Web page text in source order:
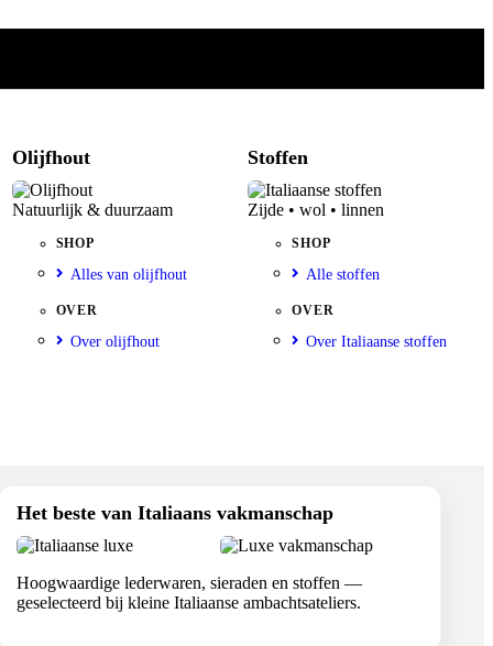
Olijfhout
Natuurlijk & duurzaam
SHOP
Alles van olijfhout
OVER
Over olijfhout
Stoffen
Zijde • wol • linnen
SHOP
Alle stoffen
OVER
Over Italiaanse stoffen
Het beste van Italiaans vakmanschap
Hoogwaardige lederwaren, sieraden en stoffen —
geselecteerd bij kleine Italiaanse ambachtsateliers.